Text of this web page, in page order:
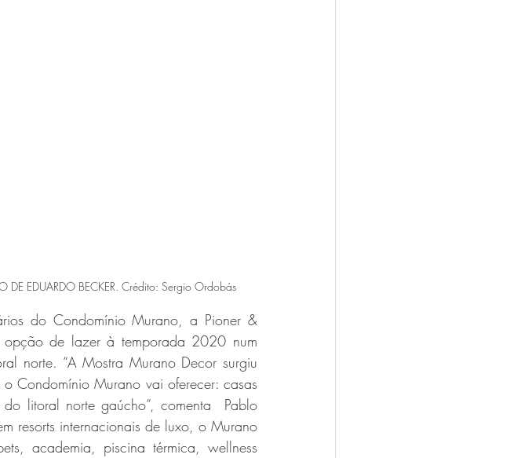
DE EDUARDO BECKER. Crédito: Sergio Ordobás
do Condomínio Murano, a Pioner &
opção de lazer à temporada 2020 num
norte. “A Mostra Murano Decor surgiu
Condomínio Murano vai oferecer: casas
litoral norte gaúcho”, comenta  Pablo
resorts internacionais de luxo, o Murano
academia, piscina térmica, wellness